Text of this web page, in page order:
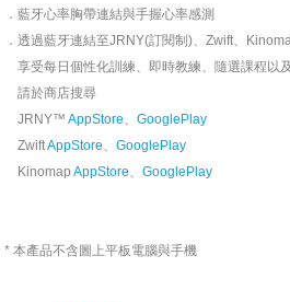
．藍牙心率胸帶連結與手握心率感測
．透過藍牙連結至JRNY(訂閱制)、Zwift、
享受每日個性化訓練、即時教練、隨選課程以
請於商店搜尋
JRNY™ AppStore、 GooglePlay
ZwiftAppStore、 GooglePlay
Kinomap AppStore、 GooglePlay
* 本產品不含圖上平板電腦與手機